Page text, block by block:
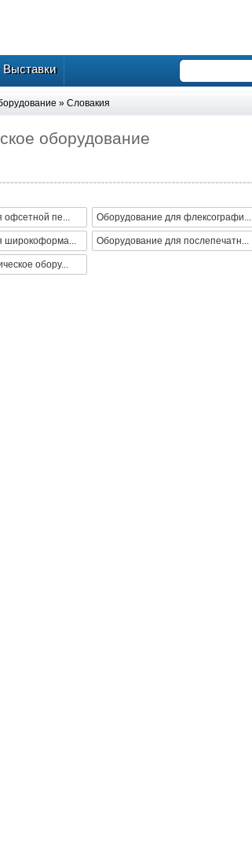
Выставки
» Словакия
оборудование
офсетной пе... Оборудование для флексографи...
широкоформа... Оборудование для послепечатн...
обору...